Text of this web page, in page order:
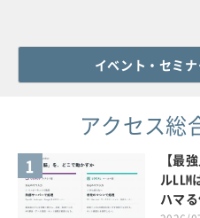
イベント・セミ
アクセス総
1
【最
ルLLM
ハマ